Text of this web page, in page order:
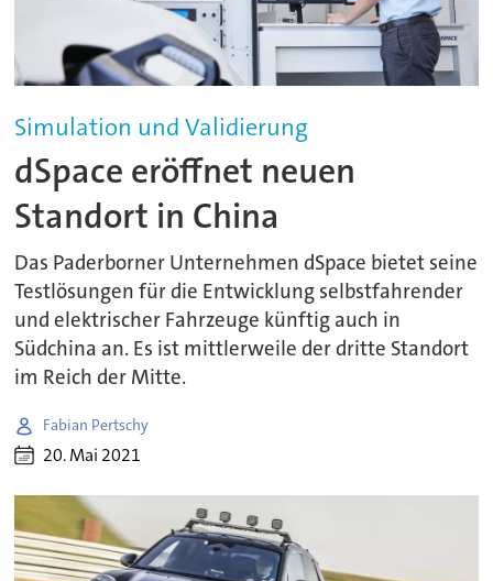
Simulation und Validierung
dSpace eröffnet neuen
Standort in China
Das Paderborner Unternehmen dSpace bietet seine
Testlösungen für die Entwicklung selbstfahrender
und elektrischer Fahrzeuge künftig auch in
Südchina an. Es ist mittlerweile der dritte Standort
im Reich der Mitte.
Fabian Pertschy
20. Mai 2021